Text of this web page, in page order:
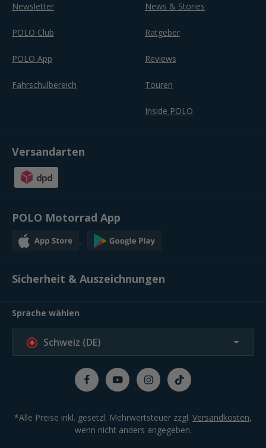
Newsletter
POLO Club
POLO App
Fahrschulbereich
News & Stories
Ratgeber
Reviews
Touren
Inside POLO
Versandarten
POLO Motorrad App
Sicherheit & Auszeichnungen
Sprache wählen
Schweiz (DE)
*Alle Preise inkl. gesetzl. Mehrwertsteuer zzgl. Versandkosten,
wenn nicht anders angegeben.